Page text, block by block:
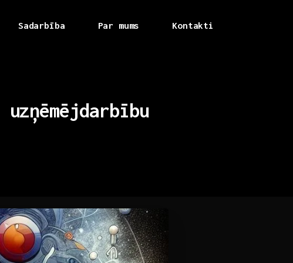
Sadarbība Par mums Kontakti
uzņēmējdarbību